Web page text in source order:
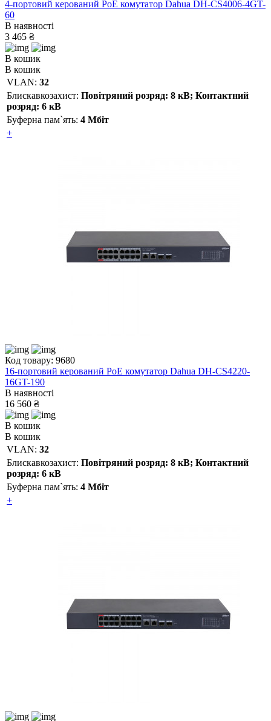
4-портовий керований PoE комутатор Dahua DH-CS4006-4GT-
60
В наявності
3 465 ₴
В кошик
В кошик
VLAN: 32
Блискавкозахист: Повітряний розряд: 8 кВ; Контактний
розряд: 6 кВ
Буферна пам`ять: 4 Мбіт
+
Код товару: 9680
16-портовий керований PoE комутатор Dahua DH-CS4220-
16GT-190
В наявності
16 560 ₴
В кошик
В кошик
VLAN: 32
Блискавкозахист: Повітряний розряд: 8 кВ; Контактний
розряд: 6 кВ
Буферна пам`ять: 4 Мбіт
+